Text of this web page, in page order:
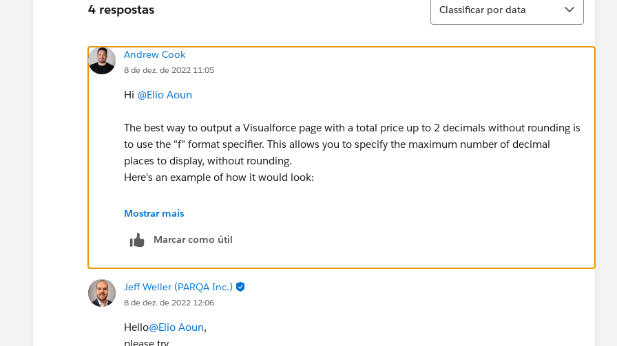
4 respostas Classificar por data
Andrew Cook
8 de dez. de 2022 11:05
Hi @Elio Aoun
The best way to output a Visualforce page with a total price up to 2 decimals without rounding is
to use the "f" format specifier. This allows you to specify the maximum number of decimal
places to display, without rounding.
Here's an example of how it would look:
{0, number, f2}
This will display your total price as 100244.20, 81855.38, and 40370.20 respectively.
Mostrar mais
Marcar como útil
Jeff Weller (PARQA Inc.)
8 de dez. de 2022 12:06
Hello@Elio Aoun,